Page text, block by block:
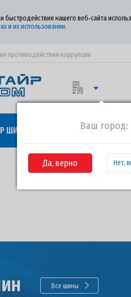
быстродействия нашего веб‑сайта
и их использовании.
противодействия коррупции
Ваш город:
Да, верно Нет,
ШИН
Все шины